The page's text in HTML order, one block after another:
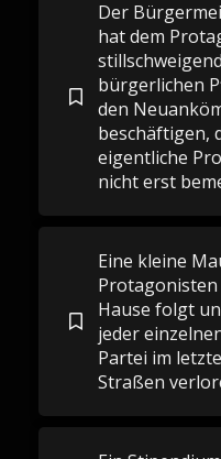
Der
hat dem
bürgerlichen
den
beschäftigen,
eigentliche
nicht erst
Eine kleine
Hause folgt
jeder
Partei im
Straßen